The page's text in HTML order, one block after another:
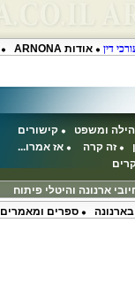
דין אודות ARNONA
ומשפט
קישורים
זה קרה
אז אמרו...
ארנונה והיטלי פיתוח
ספרים ומאמרים